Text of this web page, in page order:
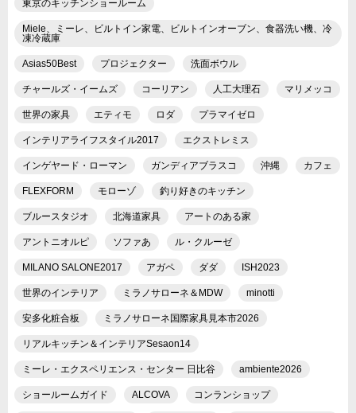
東京のキッチンショールーム
Miele、ミーレ、ビルトイン家電、ビルトインオーブン、食器洗い機、冷
凍冷蔵庫
Asias50Best プロジェクター 洗面ボウル
チャールズ・イームズ コーリアン 人工大理石 マリメッコ
世界の家具 エティモ ロダ プラマイゼロ
インテリアライフスタイル2017 エクストレミス
インゲヤード・ローマン ガンディアブラスコ 沖縄 カフェ
FLEXFORM モローゾ 釣り好きのキッチン
ブルースタジオ 北海道家具 アートのある家
アントニオルピ ソファあ ル・クルーゼ
MILANO SALONE2017 アガペ ダダ ISH2023
世界のインテリア ミラノサローネ＆MDW minotti
安多化粧合板 ミラノサローネ国際家具見本市2026
リアルキッチン＆インテリアSesaon14
ミーレ・エクスペリエンス・センター 日比谷 ambiente2026
ショールームガイド ALCOVA コンランショップ